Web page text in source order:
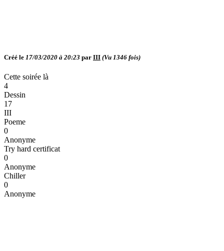
Créé le 17/03/2020 à 20:23 par III (Vu 1346 fois)
Cette soirée là
4
Dessin
17
III
Poeme
0
Anonyme
Try hard certificat
0
Anonyme
Chiller
0
Anonyme